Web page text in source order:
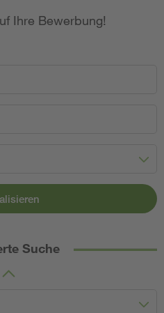
Ihre Bewerbung!
Suche